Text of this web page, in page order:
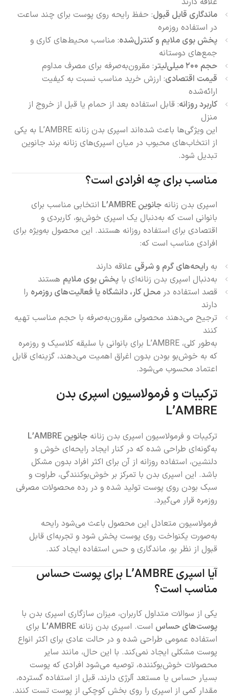
ماندگاری قابل قبول: حفظ رایحه روی پوست برای چند ساعت
در استفاده روزمره
پخش بوی ملایم و کنترل‌شده: مناسب محیط‌های کاری و
جمع‌های دوستانه
حجم ۲۰۰ میلی‌لیتر
: مقرون‌به‌صرفه برای مصرف مداوم
قیمت اقتصادی: ارزش خرید مناسب نسبت به کیفیت
ارائه‌شده
کاربرد روزانه: قابل استفاده بعد از حمام یا قبل از خروج از
منزل
این ویژگی‌ها باعث شده‌اند اسپری بدن زنانه L’AMBRE به یکی
از انتخاب‌های محبوب در میان اسپری‌های زنانه برند جانوین
تبدیل شود.
مناسب برای چه افرادی است؟
اسپری بدن زنانهجانوین L’AMBRE
انتخابی مناسب برای
بانوانی است که به‌دنبال یک اسپری خوش‌بو، کاربردی و
اقتصادی برای استفاده روزانه هستند. این محصول به‌ویژه برای
افرادی مناسب است که:
بهرایحه‌های گرم و شرقی علاقه دارند
به‌دنبال اسپری بدن زنانه‌ای باپخش بوی ملایم هستند
قصد استفاده درمحل کار، دانشگاه یا فعالیت‌های روزمره را
دارند
ترجیح می‌دهند محصولی مقرون‌به‌صرفه با حجم مناسب تهیه
کنند
به‌طور کلی، L’AMBRE برای بانوانی با سلیقه کلاسیک و روزمره
که به خوش‌بو بودن بدون اغراق اهمیت می‌دهند، گزینه‌ای قابل
اعتماد محسوب می‌شود.
ترکیبات و فرمولاسیون اسپری بدن
L’AMBRE
ترکیبات و فرمولاسیون اسپری بدن زنانهجانوین L’AMBRE
به‌گونه‌ای طراحی شده که در کنار ایجاد رایحه‌ای خوش و
دلنشین، استفاده روزانه از آن برای اکثر افراد بدون مشکل
باشد. این اسپری بدن با تمرکز بر خوش‌بوکنندگی، طراوت و
سبک بودن روی پوست تولید شده و در رده محصولات مصرفی
روزمره قرار می‌گیرد.
فرمولاسیون متعادل این محصول باعث می‌شود رایحه
به‌صورت یکنواخت روی پوست پخش شود و تجربه‌ای قابل
قبول از نظر بو، ماندگاری و حس استفاده ایجاد کند.
آیا اسپری L’AMBRE برای پوست حساس
مناسب است؟
یکی از سوالات متداول کاربران، میزان سازگاری اسپری بدن با
پوست‌های حساس است. اسپری بدن زنانهL’AMBRE برای
استفاده عمومی طراحی شده و در حالت عادی برای اکثر انواع
پوست مشکلی ایجاد نمی‌کند. با این حال، مانند سایر
محصولات خوش‌بوکننده، توصیه می‌شود افرادی که پوست
بسیار حساس یا مستعد آلرژی دارند، قبل از استفاده گسترده،
مقدار کمی از اسپری را روی بخش کوچکی از پوست تست کنند.